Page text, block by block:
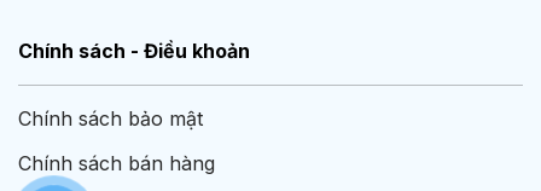
Chính sách - Điều khoản
Chính sách bảo mật
Chính sách bán hàng